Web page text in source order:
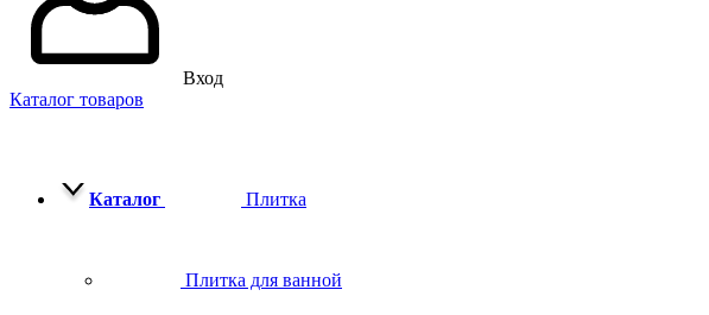
Вход
Каталог товаров
Каталог Плитка
Плитка для ванной